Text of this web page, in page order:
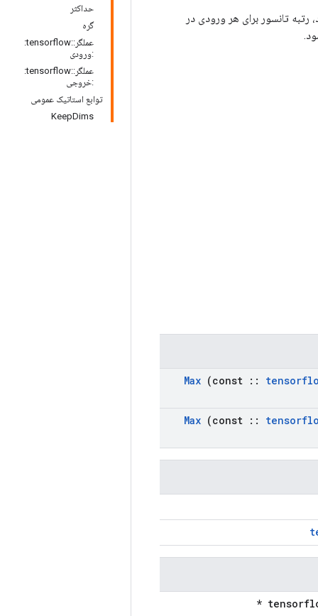
حداکثر
گره
عملگر::tensorflow:
:ورودی
عملگر::tensorflow:
:خروجی
توابع استاتیک عمومی
KeepDims
رتبه تانسور برای هر ورودی در
Max (const ::
Max (const ::